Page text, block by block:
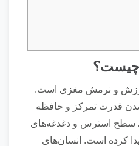
چیست؟
و نرمش مغزی است.
قدرت تمرکز و حافظه
سطح استرس و دغدغه‌های
کرده است. انسان‌های